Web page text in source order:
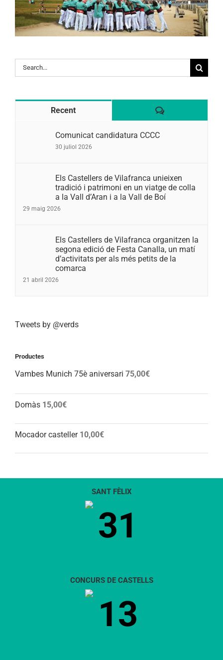
Search
for:
Recent Comentaris
Comunicat candidatura CCCC
30 juliol 2026
Els Castellers de Vilafranca unieixen
tradició i patrimoni en un viatge de colla
a la Vall d’Aran i a la Vall de Boí
29 maig 2026
Els Castellers de Vilafranca organitzen la
segona edició de Festa Canalla, un matí
d’activitats per als més petits de la
comarca
21 abril 2026
Tweets by @verds
Productes
Vambes Munich 75è aniversari 75,00€
Domàs 15,00€
Mocador casteller 10,00€
SANT FÈLIX
31
CONCURS DE CASTELLS
13